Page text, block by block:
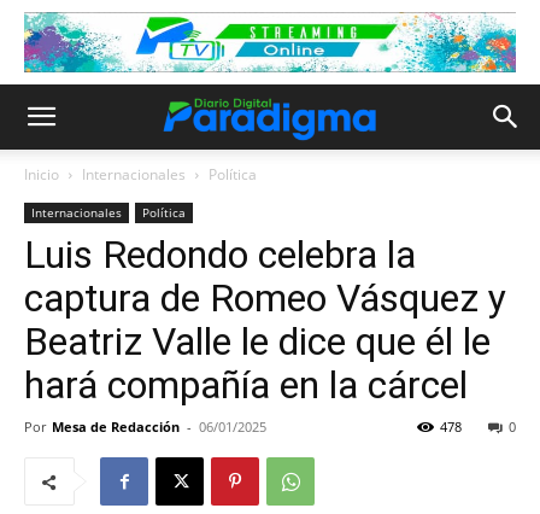
Inicio Internacionales Política
Internacionales Política
Luis Redondo celebra la
captura de Romeo Vásquez y
Beatriz Valle le dice que él le
hará compañía en la cárcel
Por Mesa de Redacción - 06/01/2025 0
478